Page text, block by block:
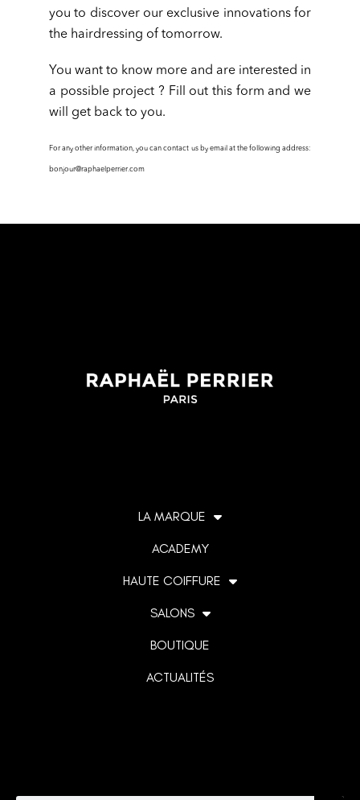
you to discover our exclusive innovations for
the hairdressing of tomorrow.
You want to know more and are interested in
a possible project ? Fill out this form and we
will get back to you.
For any other information, you can contact us by email at the following address:
bonjour@raphaelperrier.com
LA MARQUE
ACADEMY
HAUTE COIFFURE
SALONS
BOUTIQUE
ACTUALITÉS